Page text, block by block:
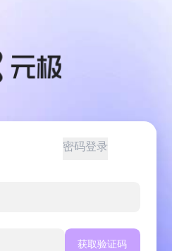
密码登录
获取验证码